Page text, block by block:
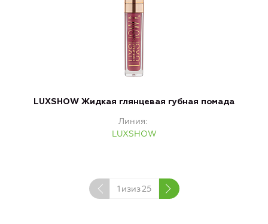
LUXSHOW Жидкая глянцевая губная помада
Линия
LUXSHOW
1 изиз25